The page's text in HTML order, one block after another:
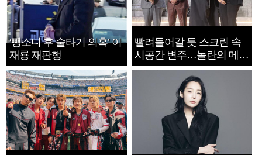
‘뺑소니 후 술타기 의혹’ 이
재룡 재판행
빨려들어갈 듯 스크린 속
시공간 변주…놀란의 메시
지는 ‘전쟁 속죄’